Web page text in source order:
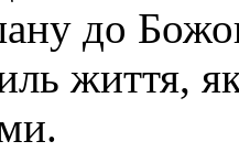
до
життя,